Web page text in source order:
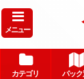
メニュー
カテゴリ パック